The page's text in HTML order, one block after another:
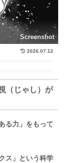
Screenshot
2026.07.12
（じゃし）が
る力」をもって
ス」という科学